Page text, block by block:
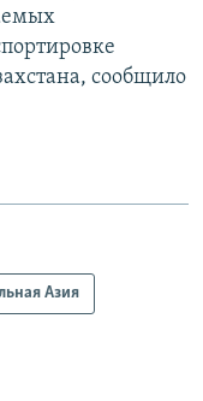
сообщило
Азия